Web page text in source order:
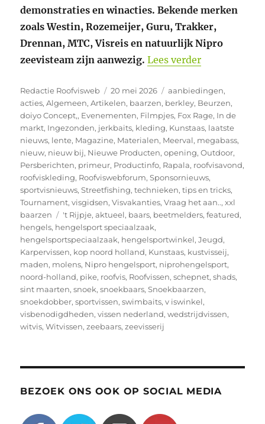
demonstraties en winacties. Bekende merken
zoals Westin, Rozemeijer, Guru, Trakker,
Drennan, MTC, Visreis en natuurlijk Nipro
zeevisteam zijn aanwezig. Lees verder“Zaterdag
Auteur
Redactie Roofvisweb
Geplaatst
op
20 mei 2026 Categorieën
aanbiedingen,
acties,Algemeen,Artikelen, baarzen, berkley, Beurzen,
doiyo Concept,, Evenementen, Filmpjes, Fox Rage, In de
markt, Ingezonden, jerkbaits, kleding, Kunstaas, laatste
nieuws, lente, Magazine, Materialen, Meerval, megabass,
nieuw, nieuw bij, Nieuwe Producten,opening,Outdoor,
Persberichten, primeur, Productinfo, Rapala, roofvisavond,
roofviskleding, Roofviswebforum,Sponsornieuws,
sportvisnieuws,Streetfishing,technieken,tips en tricks,
Tournament,visgidsen,Visvakanties,Vraag het aan..,xxl
baarzen
Tags
't Rijpje,aktueel, baars, beetmelders,featured,
hengels, hengelsport speciaalzaak,
hengelsportspeciaalzaak, hengelsportwinkel,Jeugd,
Karpervissen, kop noord holland, Kunstaas, kustvisseij,
maden, molens, Nipro hengelsport, niprohengelsport,
noord-holland, pike, roofvis, Roofvissen,schepnet,shads,
sint maarten,snoek,snoekbaars,Snoekbaarzen,
snoekdobber,sportvissen,swimbaits,v iswinkel,
visbenodigdheden,vissen nederland,wedstrijdvissen,
witvis,Witvissen,zeebaars,zeevisserij
BEZOEK ONS OOK OP SOCIAL MEDIA